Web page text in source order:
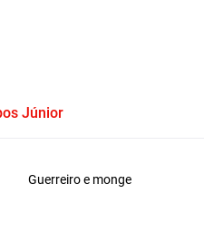
Júnior
Guerreiro e monge